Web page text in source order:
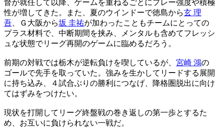
督が就任して以降、ゲームを重ねるごとにプレー強度や積極
性が増してきた。また、夏のウインドーで徳島から玄 理
吾 、Ｇ大阪から坂 圭祐が加わったこともチームにとっての
プラス材料で、中断期間を挟み、メンタルも含めてフレッシ
ュな状態でリーグ再開のゲームに臨めるだろう。
前期の対戦では栃木が逆転負けを喫しているが、 宮崎 鴻の
ゴールで先手を取っていた。強みを生かしてリードする展開
に持ち込み、４試合ぶりの勝利につなげ、降格圏脱出に向け
てはずみをつけたい。
現状を打開してリーグ終盤戦の巻き返しの第一歩とするた
め、お互いに負けられない一戦だ。